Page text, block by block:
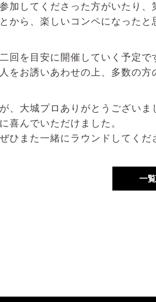
加してくださった方がいたり
から、楽しいコンペになったと
回を目安に開催していく予定で
をお誘いあわせの上、多数の方
、大城プロありがとうございま
喜んでいただけました。
ひまた一緒にラウンドしてくだ
一